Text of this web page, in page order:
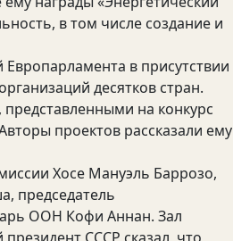
в том числе создание и
в присутствии
десятков стран.
на конкурс
проектов рассказали ему
Хосе Мануэль Баррозо,
председатель
ООН Кофи Аннан. Зал